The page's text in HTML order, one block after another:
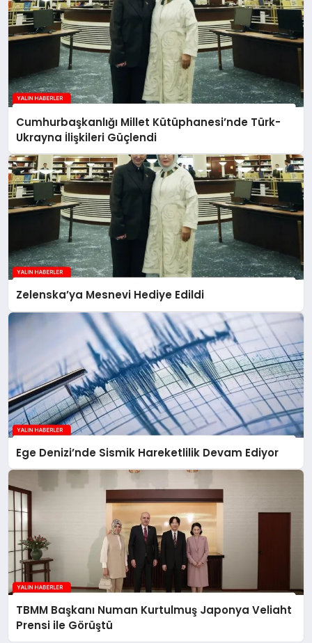
Cumhurbaşkanlığı Millet Kütüphanesi’nde Türk-
Ukrayna İlişkileri Güçlendi
Zelenska’ya Mesnevi Hediye Edildi
Ege Denizi’nde Sismik Hareketlilik Devam Ediyor
TBMM Başkanı Numan Kurtulmuş Japonya Veliaht
Prensi ile Görüştü